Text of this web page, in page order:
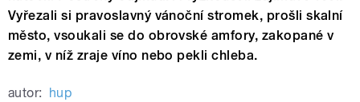
Vyřezali si pravoslavný vánoční stromek, prošli skalní
město, vsoukali se do obrovské amfory, zakopané v
zemi, v níž zraje víno nebo pekli chleba.
autor: hup